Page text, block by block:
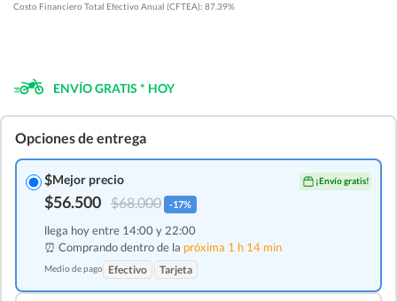
Costo Financiero Total Efectivo Anual (CFTEA): 87.39%
ENVÍO GRATIS * HOY
Opciones de entrega
$Mejor precio ¡Envío gratis!
$56.500 $68.000 -17%
llega hoy entre 14:00 y 22:00
⏰ Comprando dentro de la próxima 1 h 14 min
Medio de pago Efectivo Tarjeta